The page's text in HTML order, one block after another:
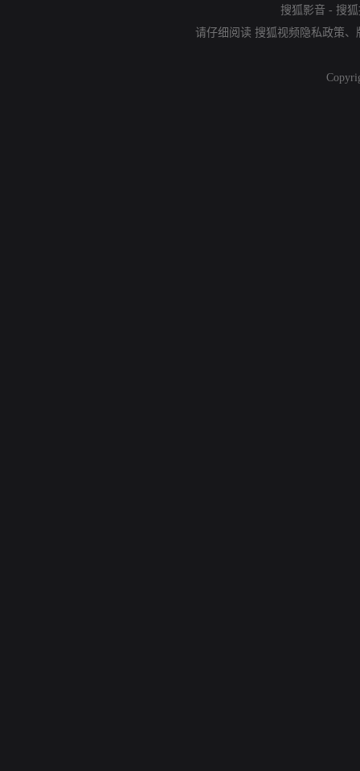
搜狐影音 - 搜
请仔细阅读 搜狐视频隐私政策、